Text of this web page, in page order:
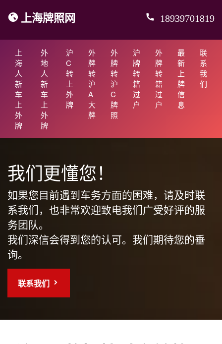
上海牌照网 18939701819
上
海
人
新
车
上
外
牌
外
地
人
新
车
上
外
牌
沪
C
转
上
外
牌
外
牌
转
沪
A
大
牌
外
牌
转
沪
C
牌
照
沪
牌
转
籍
过
户
外
牌
转
籍
过
户
最
新
上
牌
信
息
联
系
我
们
我们更懂您！
如果您目前遇到车务方面的困难，请及时联
系我们，也非常欢迎致电我们广受好评的服
务团队。
我们深信会得到您的认可。我们期待您的垂
询。
联系我们